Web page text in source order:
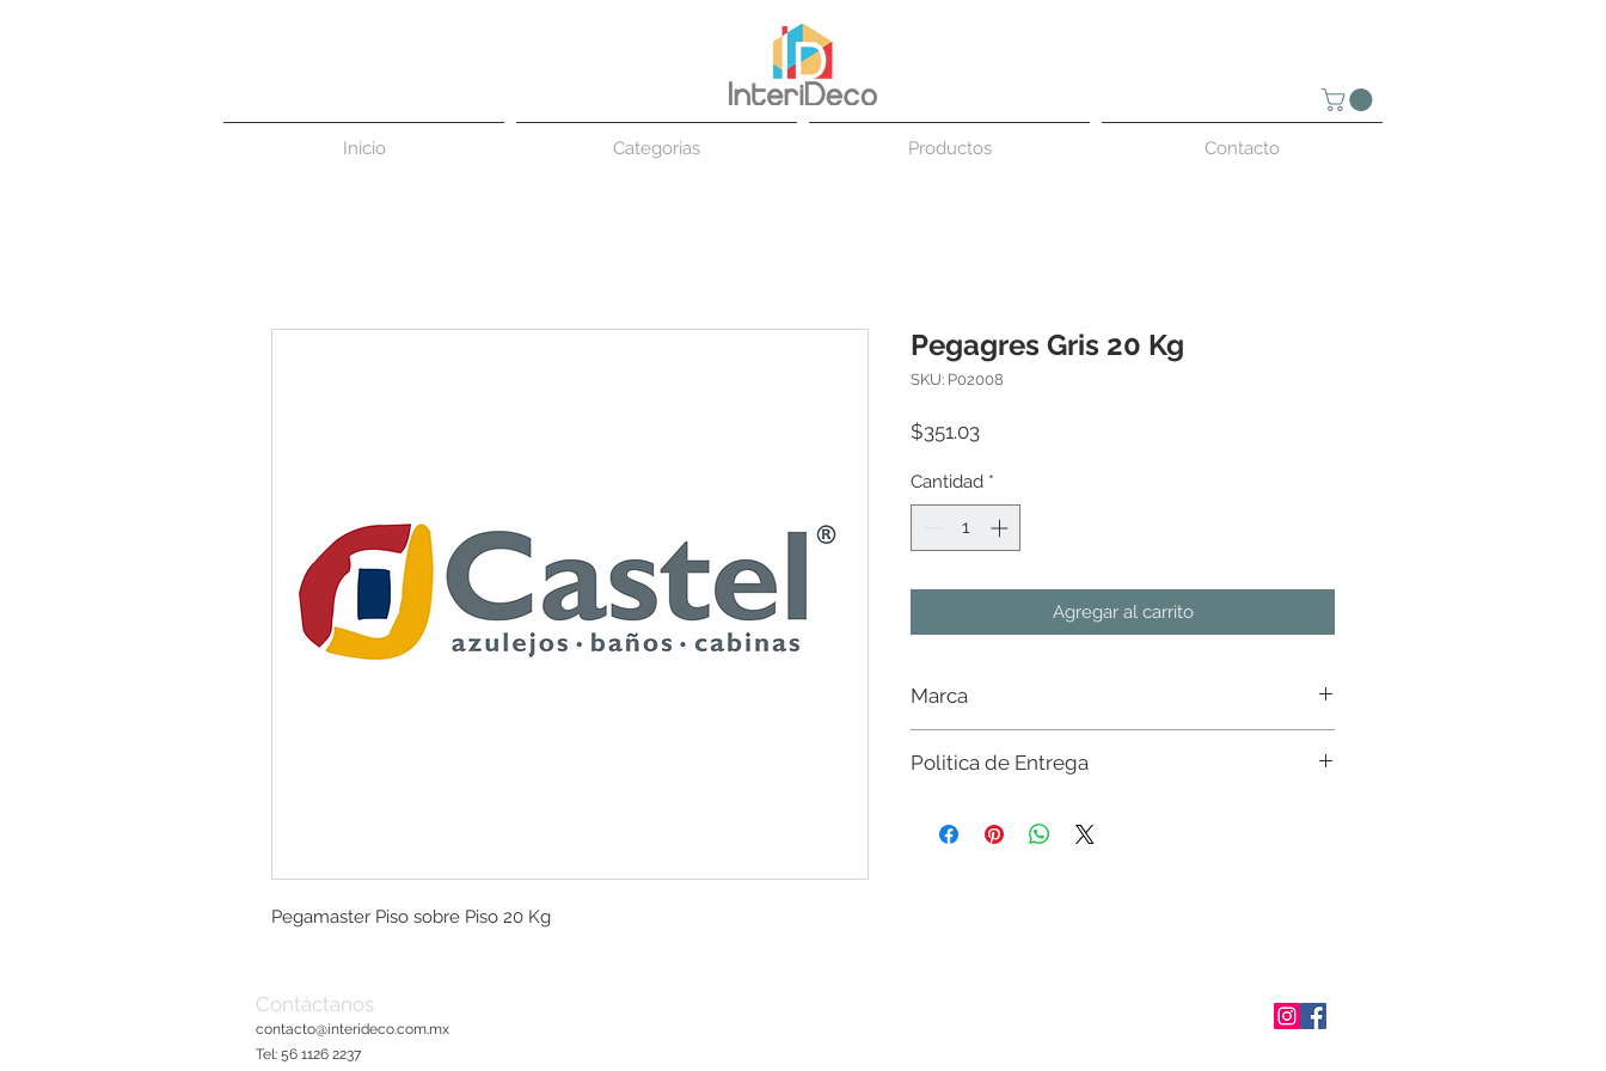
Inicio Categorias Productos Contacto
Pegamaster Piso sobre Piso 20 Kg
Pegagres Gris 20 Kg
SKU: P02008
$351.03Precio
Cantidad *
Agregar al carrito
Marca
Politica de Entrega
existencias del material con nuestros ejecutivos. Env�o a
Contáctanos
contacto@interideco.com.mx
Tel: 56 1126 2237